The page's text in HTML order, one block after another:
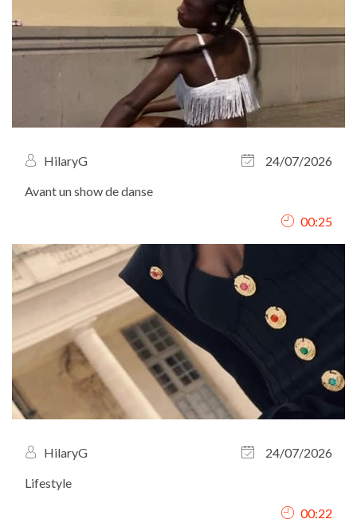
HilaryG
24/07/2026
Avant un show de danse
00:25
HilaryG
24/07/2026
Lifestyle
00:22